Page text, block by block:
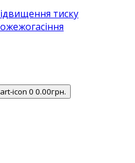
тиску
0 0.00грн.